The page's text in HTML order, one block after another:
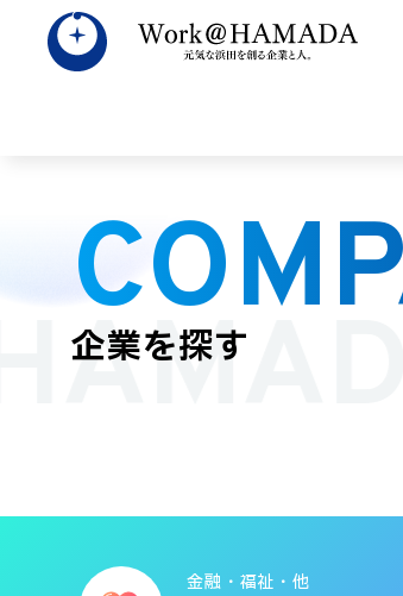
企業を探す
金融・福祉・他